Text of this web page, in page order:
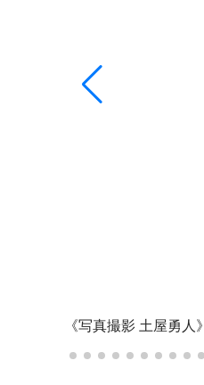
《写真撮影 土屋勇人》